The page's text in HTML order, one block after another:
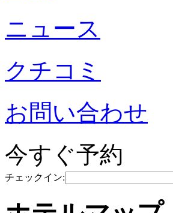
ニュース
クチコミ
お問い合わせ
今すぐ予約
チェックイン: